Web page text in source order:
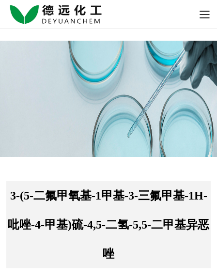
- CAS号：656825-92-2
3-(5-二氟甲氧基-1甲基-3-三氟甲基-1H-
吡唑-4-甲基)硫-4,5-二氢-5,5-二甲基异恶
唑